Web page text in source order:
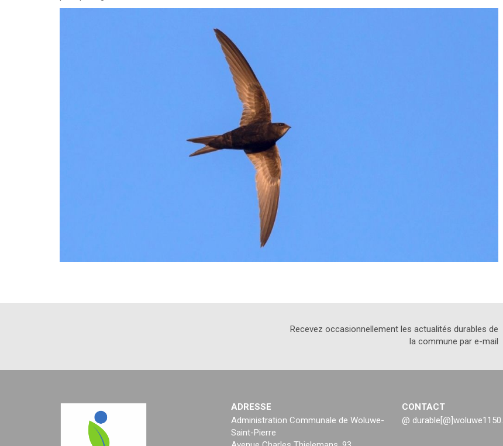
Recevez occasionnellement les actualités durables de
la commune par e-mail
ADRESSE
Administration Communale de Woluwe-
Saint-Pierre
CONTACT
@